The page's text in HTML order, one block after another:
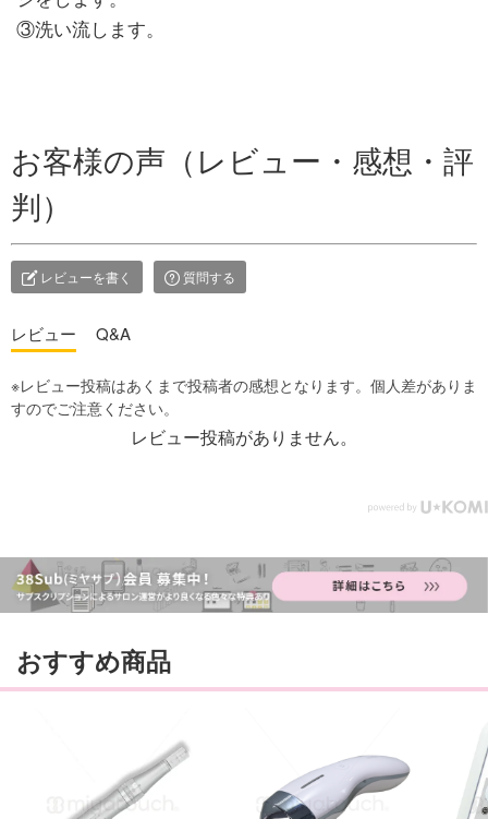
③洗い流します。
お客様の声（レビュー・感想・評
判）
レビューを書く 質問する
レビュー Q&A
レビュー投稿がありません。
おすすめ商品